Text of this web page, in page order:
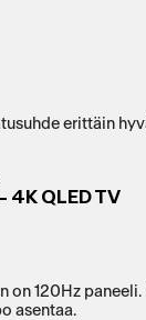
erittäin
4K QLED TV
on 120Hz
asentaa.